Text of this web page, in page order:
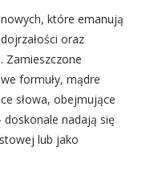
które emanują
oraz
Zamieszczone
formuły, mądre
słowa, obejmujące
nadają się
lub jako